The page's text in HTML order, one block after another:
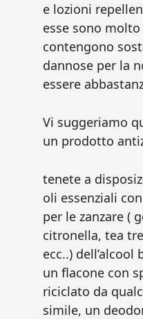
e lozioni
esse sono
contengono
dannose per la
essere
Vi suggeriamo
un prodotto
tenete a
oli essenziali
per le zanzare (
citronella, tea
ecc..) dell’alcool
un flacone con
riciclato da
simile, un